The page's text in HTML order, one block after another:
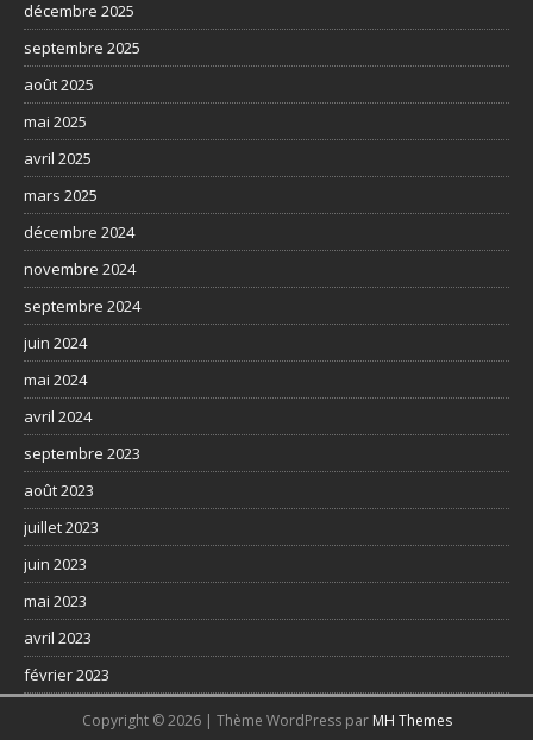
décembre 2025
septembre 2025
août 2025
mai 2025
avril 2025
mars 2025
décembre 2024
novembre 2024
septembre 2024
juin 2024
mai 2024
avril 2024
septembre 2023
août 2023
juillet 2023
juin 2023
mai 2023
avril 2023
février 2023
Copyright © 2026 | Thème WordPress par MH Themes